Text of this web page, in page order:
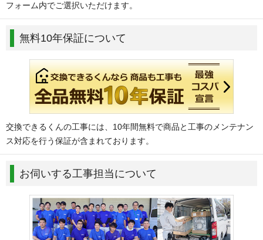
フォーム内でご選択いただけます。
無料10年保証について
交換できるくんの工事には、10年間無料で商品と工事のメンテナン
ス対応を行う保証が含まれております。
お伺いする工事担当について